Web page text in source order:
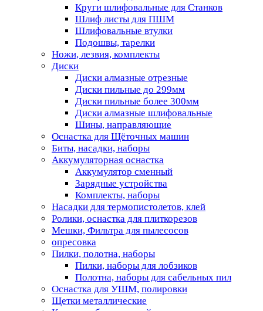
Круги шлифовальные для Станков
Шлиф листы для ПШМ
Шлифовальные втулки
Подошвы, тарелки
Ножи, лезвия, комплекты
Диски
Диски алмазные отрезные
Диски пильные до 299мм
Диски пильные более 300мм
Диски алмазные шлифовальные
Шины, направляющие
Оснастка для Щёточных машин
Биты, насадки, наборы
Аккумуляторная оснастка
Аккумулятор сменный
Зарядные устройства
Комплекты, наборы
Насадки для термопистолетов, клей
Ролики, оснастка для плиткорезов
Мешки, Фильтра для пылесосов
опресовка
Пилки, полотна, наборы
Пилки, наборы для лобзиков
Полотна, наборы для сабельных пил
Оснастка для УШМ, полировки
Щетки металлические